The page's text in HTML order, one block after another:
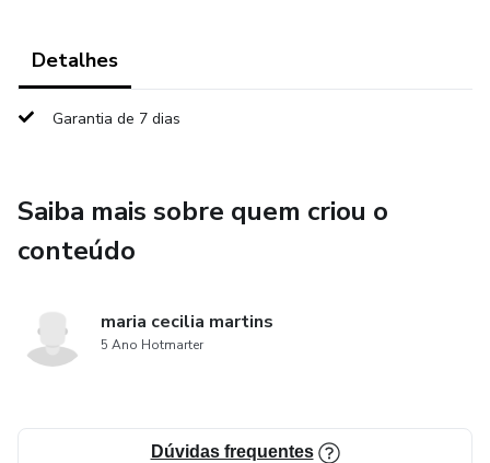
Detalhes
Garantia de 7 dias
Saiba mais sobre quem criou o
conteúdo
maria cecilia martins
5 Ano Hotmarter
Dúvidas frequentes